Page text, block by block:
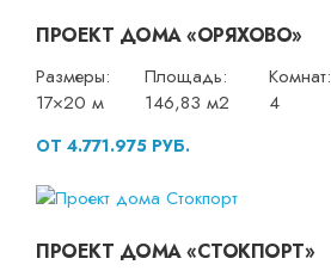
ПРОЕКТ ДОМА «ОРЯХОВО»
Размеры:
17×20 м
Площадь:
146,83 м2
Комнат:
4
ОТ 4.771.975 РУБ.
ПРОЕКТ ДОМА «СТОКПОРТ»